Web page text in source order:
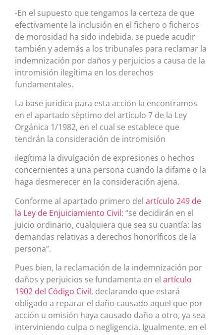
-En el supuesto que tengamos la certeza de que
efectivamente la inclusión en el fichero o ficheros
de morosidad ha sido indebida, se puede acudir
también y además a los tribunales para reclamar la
indemnización por daños y perjuicios a causa de la
intromisión ilegítima en los derechos
fundamentales.
La base jurídica para esta acción la encontramos
en el apartado séptimo del artículo 7 de la Ley
Orgánica 1/1982, en el cual se establece que
tendrán la consideración de intromisión
ilegítima la divulgación de expresiones o hechos
concernientes a una persona cuando la difame o la
haga desmerecer en la consideración ajena.
Conforme al apartado primero del artículo 249 de
la Ley de Enjuiciamiento Civil: “se decidirán en el
juicio ordinario, cualquiera que sea su cuantía: las
demandas relativas a derechos honoríficos de la
persona”.
Pues bien, la reclamación de la indemnización por
daños y perjuicios se fundamenta en el artículo
1902 del Código Civil, declarando que estará
obligado a reparar el daño causado aquel que por
acción u omisión haya causado daño a otro, ya sea
interviniendo culpa o negligencia. Igualmente, en el